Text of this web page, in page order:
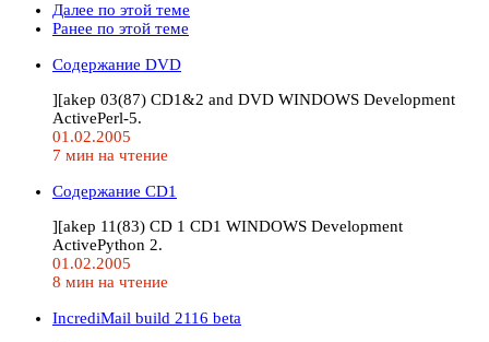
Далее по этой теме
Ранее по этой теме
Содержание DVD
][akep 03(87) CD1&2 and DVD WINDOWS Development
ActivePerl-5.
01.02.2005
7 мин на чтение
Содержание CD1
][akep 11(83) CD 1 CD1 WINDOWS Development
ActivePython 2.
01.02.2005
8 мин на чтение
IncrediMail build 2116 beta